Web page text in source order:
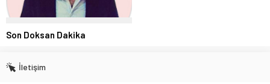
Son Doksan Dakika
İletişim